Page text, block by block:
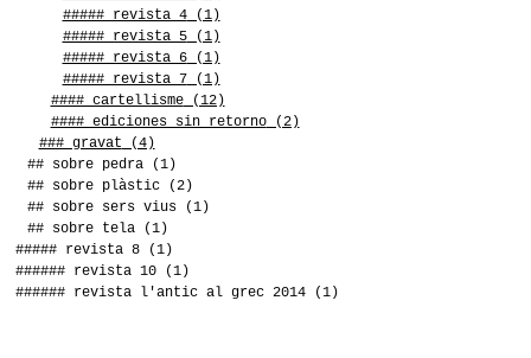
##### revista 4(1)
##### revista 5(1)
##### revista 6(1)
##### revista 7(1)
#### cartellisme(12)
#### ediciones sin retorno(2)
### gravat (4)
## sobre pedra(1)
## sobre plàstic(2)
## sobre sers vius(1)
## sobre tela(1)
##### revista 8(1)
###### revista 10(1)
###### revista l'antic al grec 2014(1)